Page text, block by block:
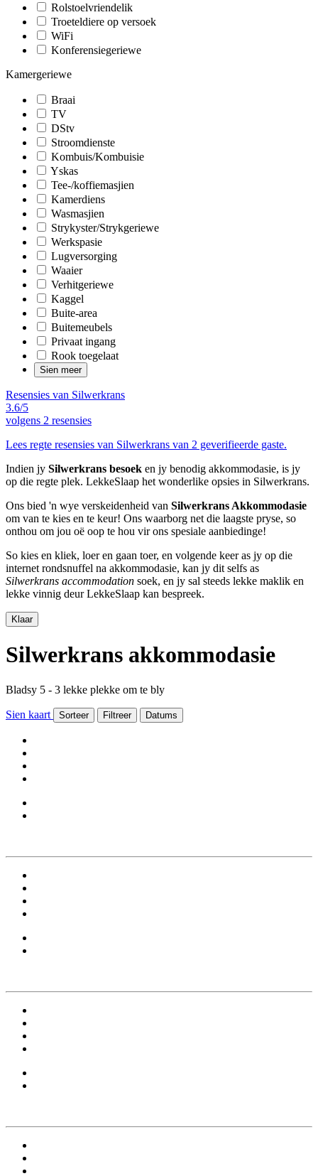
Rolstoelvriendelik
Troeteldiere op versoek
WiFi
Konferensiegeriewe
Kamergeriewe
Braai
TV
DStv
Stroomdienste
Kombuis/Kombuisie
Yskas
Tee-/koffiemasjien
Kamerdiens
Wasmasjien
Strykyster/Strykgeriewe
Werkspasie
Lugversorging
Waaier
Verhitgeriewe
Kaggel
Buite-area
Buitemeubels
Privaat ingang
Rook toegelaat
Sien meer
Resensies van Silwerkrans
3.6/5
volgens 2 resensies
Lees regte resensies van Silwerkrans van 2 geverifieerde gaste.
Indien jy Silwerkrans besoek en jy benodig akkommodasie, is jy
op die regte plek. LekkeSlaap het wonderlike opsies in Silwerkrans.
Ons bied 'n wye verskeidenheid van Silwerkrans Akkommodasie
om van te kies en te keur! Ons waarborg net die laagste pryse, so
onthou om jou oë oop te hou vir ons spesiale aanbiedinge!
So kies en kliek, loer en gaan toer, en volgende keer as jy op die
internet rondsnuffel na akkommodasie, kan jy dit selfs as
Silwerkrans accommodation soek, en jy sal steeds lekke maklik en
lekke vinnig deur LekkeSlaap kan bespreek.
Klaar
Silwerkrans akkommodasie
Bladsy 5 - 3 lekke plekke om te bly
Sien kaart Sorteer Filtreer Datums